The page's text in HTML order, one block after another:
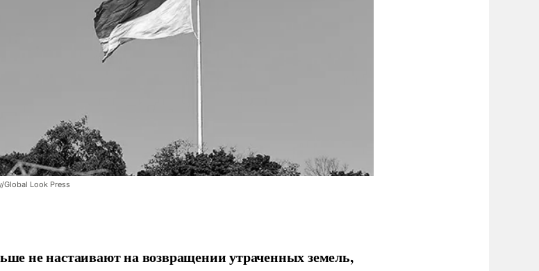
Global Look Press
не настаивают на возвращении утраченных земель,